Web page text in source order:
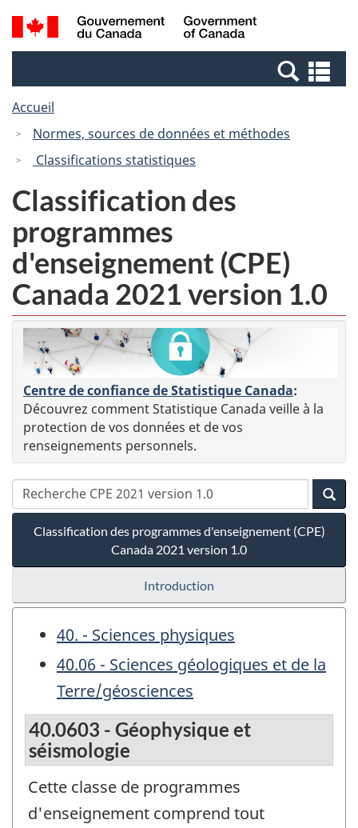
Passer
au
Passer
à
Canada
Recherche
et
et
Accueil
Normes, sources de données et méthodes
Classifications statistiques
Classification des
programmes
d'enseignement (CPE)
Canada 2021 version 1.0
Centre de confiance de Statistique Canada:
Découvrez comment Statistique Canada veille à la
protection de vos données et de vos
renseignements personnels.
Classification des programmes d'enseignement (CPE)
Canada 2021 version 1.0
Introduction
40. - Sciences physiques
40.06 - Sciences géologiques et de la
Terre/géosciences
40.0603 - Géophysique et
séismologie
Cette classe de programmes
d'enseignement comprend tout